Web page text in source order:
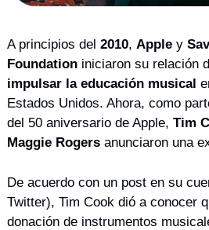
A principios del 2010, Apple y
Foundation
impulsar la educación musical
Estados Unidos. Ahora, como
del 50 aniversario de Apple, Tim
Maggie Rogers anunciaron una
De acuerdo con un post en su
Twitter), Tim Cook dió a conocer
donación de instrumentos